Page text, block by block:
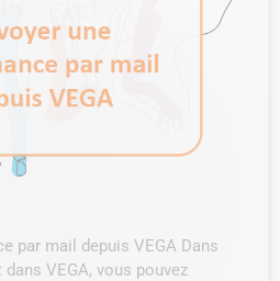
par mail depuis VEGA Dans
VEGA, vous pouvez